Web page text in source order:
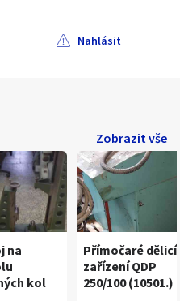
Nahlásit
Zobrazit vše
na
kol
Přímočaré dělicí
zařízení QDP
250/100 (10501.)